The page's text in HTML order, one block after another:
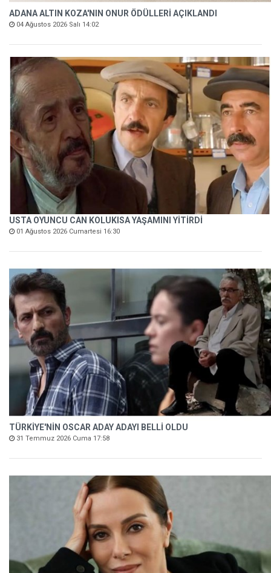
ADANA ALTIN KOZA'NIN ONUR ÖDÜLLERİ AÇIKLANDI
04 Ağustos 2026 Salı 14:02
USTA OYUNCU CAN KOLUKISA YAŞAMINI YİTİRDİ
01 Ağustos 2026 Cumartesi 16:30
TÜRKİYE'NİN OSCAR ADAY ADAYI BELLİ OLDU
31 Temmuz 2026 Cuma 17:58